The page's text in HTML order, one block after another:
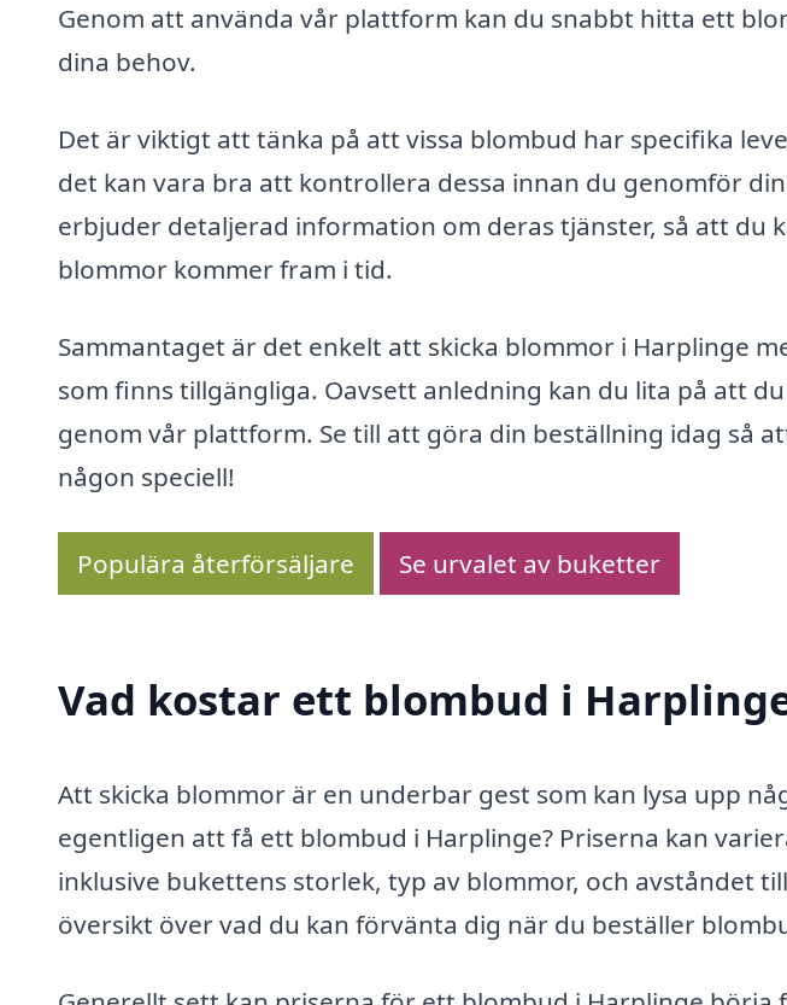
Genom att använda vår plattform kan du snabbt hitta ett
dina behov.
Det är viktigt att tänka på att vissa blombud har specifika
det kan vara bra att kontrollera dessa innan du genomför
erbjuder detaljerad information om deras tjänster, så att du
blommor kommer fram i tid.
Sammantaget är det enkelt att skicka blommor i Harplinge
som finns tillgängliga. Oavsett anledning kan du lita på att
genom vår plattform. Se till att göra din beställning idag så
någon speciell!
Populära återförsäljare Se urvalet av buketter
Vad kostar ett blombud i
Att skicka blommor är en underbar gest som kan lysa upp
egentligen att få ett blombud i Harplinge? Priserna kan
inklusive bukettens storlek, typ av blommor, och avståndet
översikt över vad du kan förvänta dig när du beställer